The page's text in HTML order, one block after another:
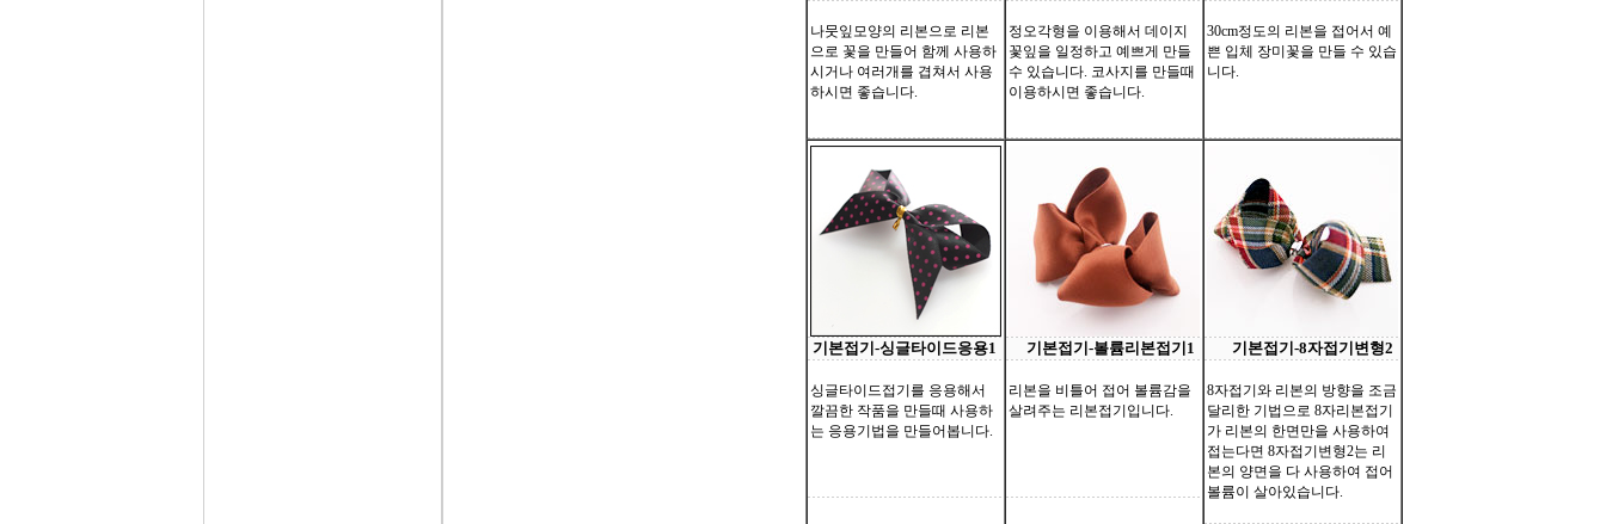
나뭇잎모양의 리본으로 리본
으로 꽃을 만들어 함께 사용하
시거나 여러개를 겹쳐서 사용
하시면 좋습니다.
정오각형을 이용해서 데이지
꽃잎을 일정하고 예쁘게 만들
수 있습니다. 코사지를 만들때
이용하시면 좋습니다.
30cm정도의 리본을 접어서 예
쁜 입체 장미꽃을 만들 수 있습
니다.
기본접기-싱글타이드응용1
싱글타이드접기를 응용해서
깔끔한 작품을 만들때 사용하
는 응용기법을 만들어봅니다.
기본접기-볼륨리본접기1
리본을 비틀어 접어 볼륨감을
살려주는 리본접기입니다.
기본접기-8자접기변형2
8자접기와 리본의 방향을 조금
달리한 기법으로 8자리본접기
가 리본의 한면만을 사용하여
접는다면 8자접기변형2는 리
본의 양면을 다 사용하여 접어
볼륨이 살아있습니다.